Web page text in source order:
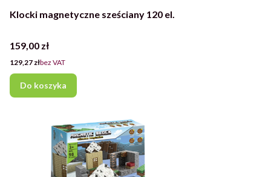
Klocki magnetyczne sześciany 120 el.
Cena
159,00 zł
Cena
129,27 złbez VAT
Do koszyka